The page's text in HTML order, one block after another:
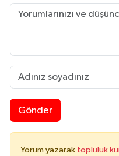
Gönder
Yorum yazarak topluluk